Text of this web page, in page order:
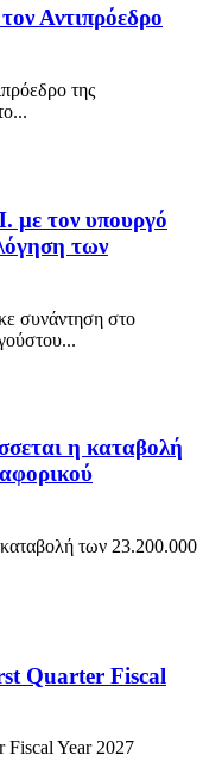
Αντιπρόεδρο
της
με τον υπουργό
των
συνάντηση στο
η καταβολή
των 23.200.000
Quarter Fiscal
Year 2027